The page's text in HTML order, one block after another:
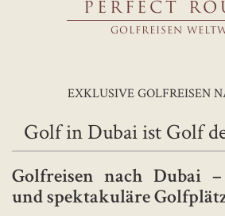
PERFECT
GOLFREISEN
EXKLUSIVE GOLFREISEN
Golf in Dubai ist Golf
Golfreisen nach Dubai
und spektakuläre